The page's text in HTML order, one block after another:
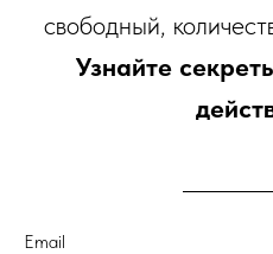
свободный,
Узнайте
Email